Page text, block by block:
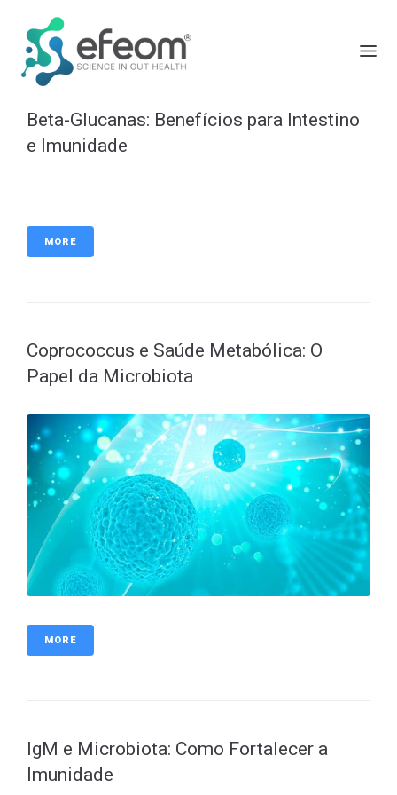
Beta-Glucanas: Benefícios para Intestino
e Imunidade
MORE
Coprococcus e Saúde Metabólica: O
Papel da Microbiota
MORE
IgM e Microbiota: Como Fortalecer a
Imunidade